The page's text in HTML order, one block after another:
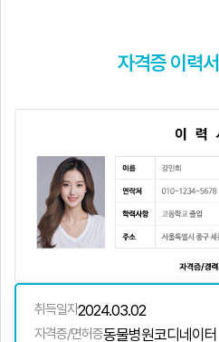
자격증 이력서
취득일자2024.03.02
자격증/면허증동물병원코디네이터